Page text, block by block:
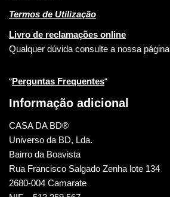
Termos de Utilização
Livro de reclamações online
Qualquer dúvida consulte a nossa página
“Perguntas Frequentes“
Informação adicional
CASA DA BD®
Universo da BD, Lda.
Bairro da Boavista
Rua Francisco Salgado Zenha lote 134
2680-004 Camarate